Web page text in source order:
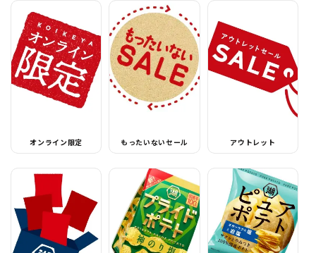
オンライン限定 もったいないセール アウトレット